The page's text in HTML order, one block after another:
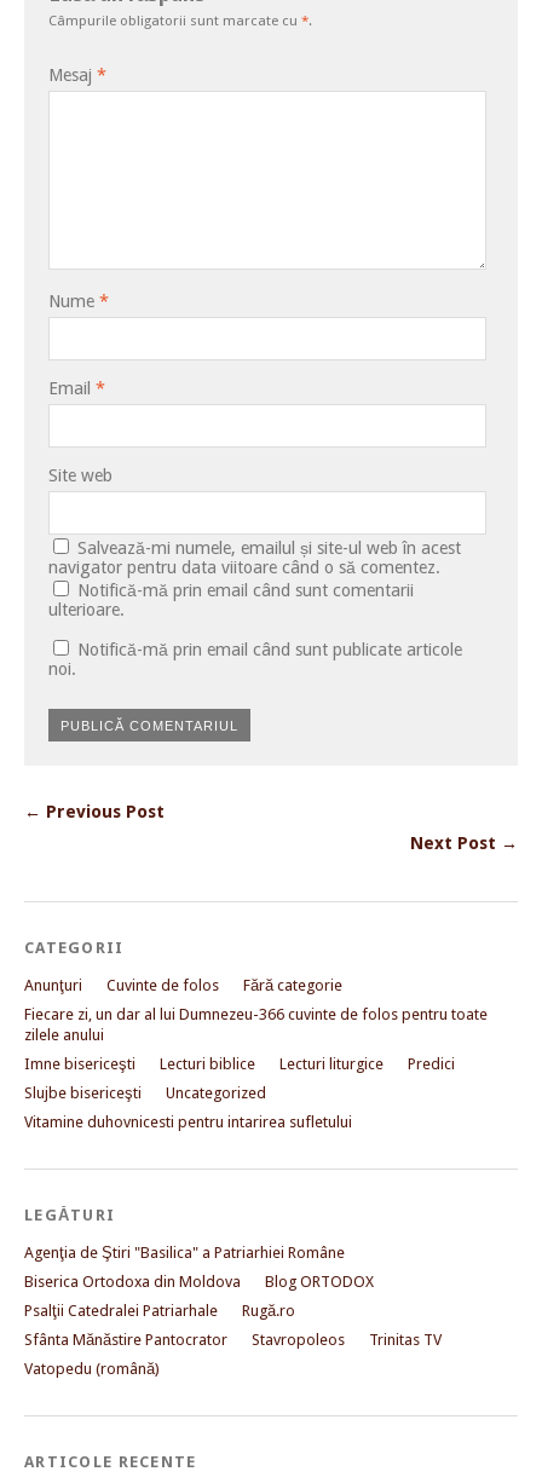
Câmpurile obligatorii sunt marcate cu *.
Mesaj *
Nume *
Email *
Site web
Salvează-mi numele, emailul și site-ul web în acest
navigator pentru data viitoare când o să comentez.
Notifică-mă prin email când sunt comentarii
ulterioare.
Notifică-mă prin email când sunt publicate articole
noi.
← Previous Post
Next Post →
CATEGORII
Anunţuri Cuvinte de folos
Fără categorie
Fiecare zi, un dar al lui Dumnezeu-366 cuvinte de folos pentru toate
zilele anului
Imne bisericeşti
Lecturi biblice Lecturi liturgice
Predici
Slujbe bisericeşti
Uncategorized
Vitamine duhovnicesti pentru intarirea sufletului
LEGĂTURI
Agenţia de Ştiri "Basilica" a Patriarhiei Române
Biserica Ortodoxa din Moldova
Blog ORTODOX
Psalţii Catedralei Patriarhale
Rugă.ro
Sfânta Mănăstire Pantocrator
Stavropoleos
Trinitas TV
Vatopedu (română)
ARTICOLE RECENTE